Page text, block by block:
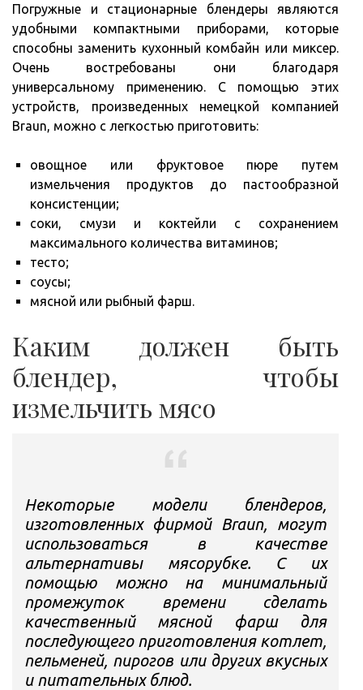
Погружные и стационарные блендеры являются
удобными компактными приборами, которые
способны заменить кухонный комбайн или миксер.
Очень востребованы они благодаря
универсальному применению. С помощью этих
устройств, произведенных немецкой компанией
Braun, можно с легкостью приготовить:
овощное или фруктовое пюре путем
измельчения продуктов до пастообразной
консистенции;
соки, смузи и коктейли с сохранением
максимального количества витаминов;
тесто;
соусы;
мясной или рыбный фарш.
Каким должен быть
блендер, чтобы
измельчить мясо
Некоторые модели блендеров,
изготовленных фирмой Braun, могут
использоваться в качестве
альтернативы мясорубке. С их
помощью можно на минимальный
промежуток времени сделать
качественный мясной фарш для
последующего приготовления котлет,
пельменей, пирогов или других вкусных
и питательных блюд.